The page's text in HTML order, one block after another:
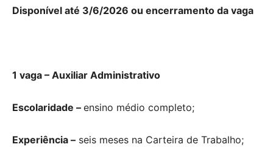
Disponível até 3/6/2026 ou encerramento da vaga
1 vaga – Auxiliar Administrativo
Escolaridade – ensino médio completo;
Experiência – seis meses na Carteira de Trabalho;